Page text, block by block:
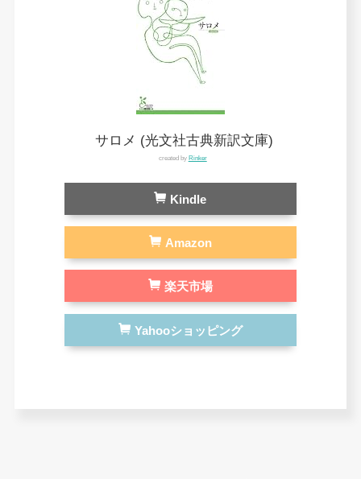
サロメ (光文社古典新訳文庫)
created by Rinker
Kindle
Amazon
楽天市場
Yahooショッピング